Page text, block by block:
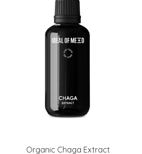
Organic Chaga Extract